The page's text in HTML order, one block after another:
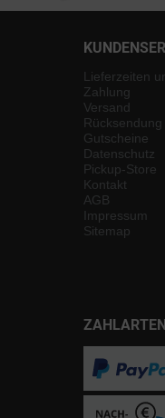
Lieferzeiten
Zahlung
Versand
Gutscheine
Datenschutz
Pickup-Store
Kontakt
AGB
Impressum
Sitemap
ZAHLARTEN